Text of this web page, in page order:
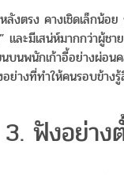
รง คางเชิดเล็กน้อย
ละมีเสน่ห์มากกว่าผู้ช
บนพนักเก้าอี้อย่างผ่อ
างที่ทำให้คนรอบข้าง
3. ฟังอย่าง